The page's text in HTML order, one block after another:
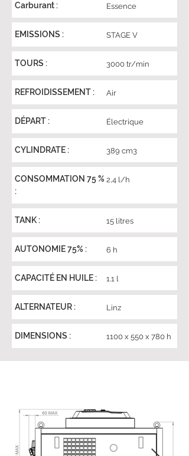
Carburant : Essence
EMISSIONS : STAGE V
TOURS : 3000 tr/min
REFROIDISSEMENT : Air
DÉPART : Électrique
CYLINDRATE : 389 cm3
CONSOMMATION 75 %
:
2,4 l/h
TANK : 15 litres
AUTONOMIE 75% : 6 h
CAPACITÉ EN HUILE : 1.1 l
ALTERNATEUR : Linz
DIMENSIONS : 1100 x 550 x 780 h